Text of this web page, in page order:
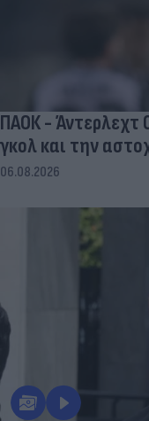
ΠΑΟΚ - Άντερλεχτ
γκολ και την
06.08.2026